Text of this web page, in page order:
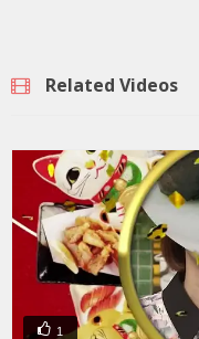
Related Videos
1